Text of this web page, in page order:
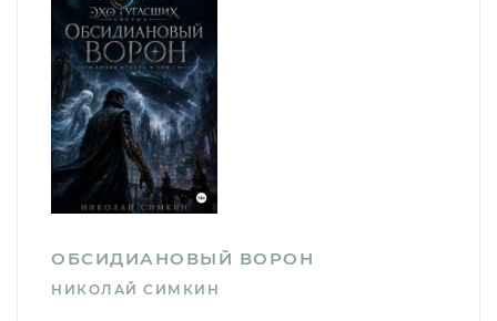
ОБСИДИАНОВЫЙ ВОРОН
НИКОЛАЙ СИМКИН